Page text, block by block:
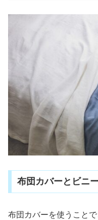
布団カバーとビニ
布団カバーを使うこと